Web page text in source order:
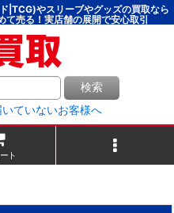
|TCG)やスリーブやグッズの買取なら
売る！実店舗の展開で安心取引
検索
ていないお客様へ
ト